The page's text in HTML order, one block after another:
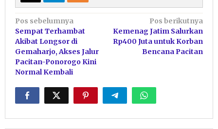
Navigasi
pos
Pos sebelumnya
Sempat Terhambat
Akibat Longsor di
Gemaharjo, Akses Jalur
Pacitan-Ponorogo Kini
Normal Kembali
Pos berikutnya
Kemenag Jatim Salurkan
Rp400 Juta untuk Korban
Bencana Pacitan